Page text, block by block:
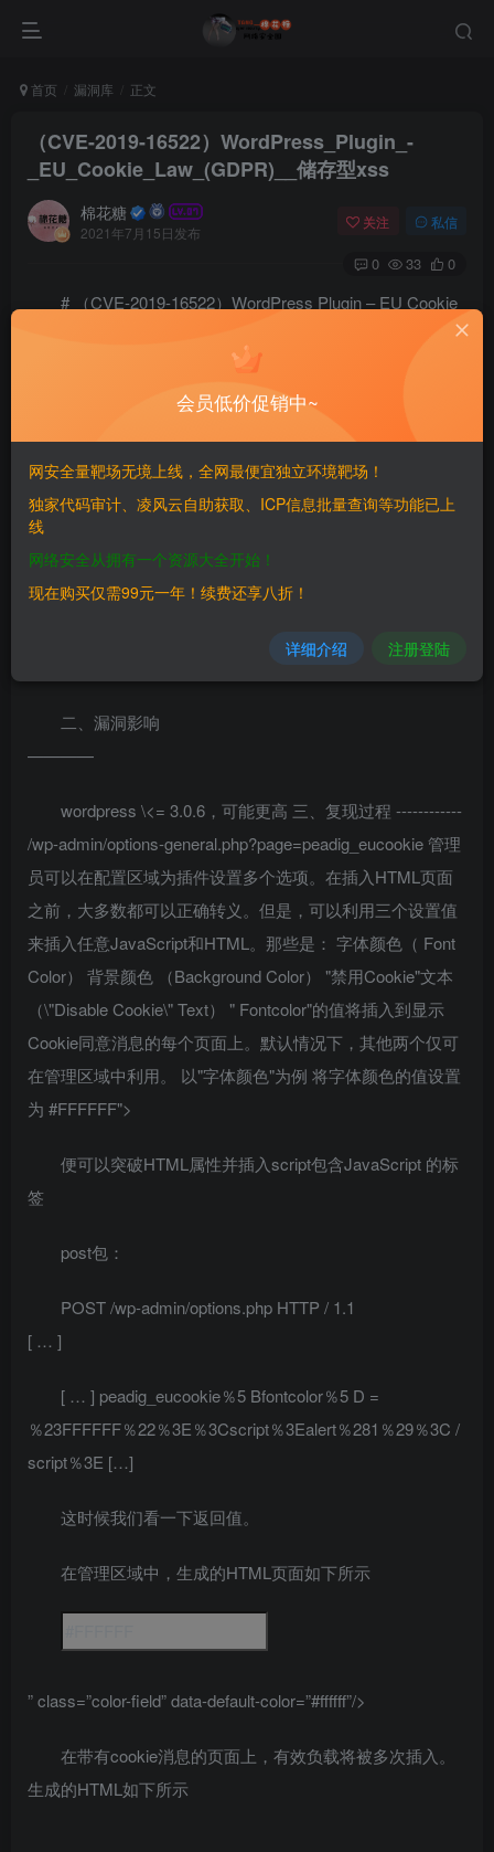
首页 漏洞库 正文
（CVE-2019-16522）WordPress_Plugin_-
_EU_Cookie_Law_(GDPR)__储存型xss
棉花糖
2021年7月15日发布
关注 私信
0 33 0
# （CVE-2019-16522）WordPress Plugin – EU Cookie
===========================
一、漏洞简介
————
Cookie法（GDPR））容易受到存储XSS的影响，原因是管
理区域中几个配置选项的编码不正确以及显示的Cookie同意
二、漏洞影响
————
wordpress \<= 3.0.6，可能更高 三、复现过程 ------------
/wp-admin/options-general.php?page=peadig_eucookie 管理
员可以在配置区域为插件设置多个选项。在插入HTML页面
之前，大多数都可以正确转义。但是，可以利用三个设置值
来插入任意JavaScript和HTML。那些是： 字体颜色（ Font
Color） 背景颜色 （Background Color） "禁用Cookie"文本
（\"Disable Cookie\" Text） " Fontcolor"的值将插入到显示
Cookie同意消息的每个页面上。默认情况下，其他两个仅可
在管理区域中利用。 以"字体颜色"为例 将字体颜色的值设置
为 #FFFFFF">
便可以突破HTML属性并插入script包含JavaScript 的标
签
post包：
POST /wp-admin/options.php HTTP / 1.1
[ … ]
[ … ] peadig_eucookie％5 Bfontcolor％5 D =
％23FFFFFF％22％3E％3Cscript％3Ealert％281％29％3C /
script％3E […]
这时候我们看一下返回值。
在管理区域中，生成的HTML页面如下所示
” class=”color-field” data-default-color=”#ffffff”/>
在带有cookie消息的页面上，有效负载将被多次插入。
生成的HTML如下所示
会员低价促销中~
网安全量靶场无境上线，全网最便宜独立环境靶场！
独家代码审计、凌风云自助获取、ICP信息批量查询等功能已上
线
网络安全从拥有一个资源大全开始！
现在购买仅需99元一年！续费还享八折！
详细介绍 注册登陆